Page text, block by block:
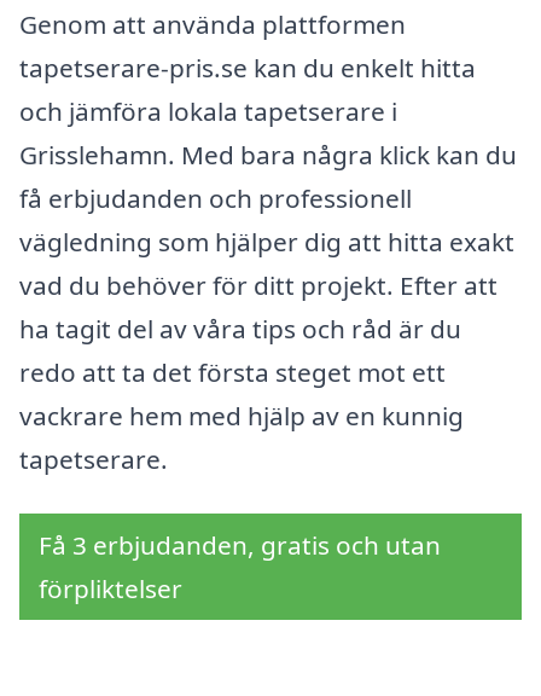
Genom att använda plattformen
tapetserare-pris.se kan du enkelt hitta
och jämföra lokala tapetserare i
Grisslehamn. Med bara några klick kan du
få erbjudanden och professionell
vägledning som hjälper dig att hitta exakt
vad du behöver för ditt projekt. Efter att
ha tagit del av våra tips och råd är du
redo att ta det första steget mot ett
vackrare hem med hjälp av en kunnig
tapetserare.
Få 3 erbjudanden, gratis och utan
förpliktelser